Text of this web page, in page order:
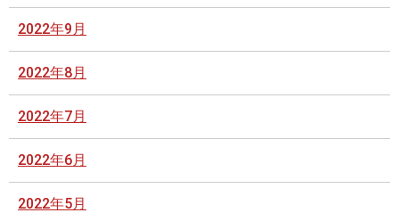
2022年9月
2022年8月
2022年7月
2022年6月
2022年5月